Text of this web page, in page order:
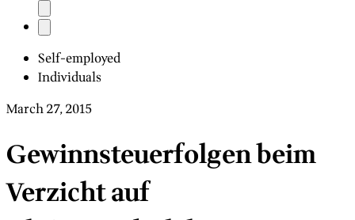
Self-employed
Individuals
March 27, 2015
Gewinnsteuerfolgen beim
Verzicht auf